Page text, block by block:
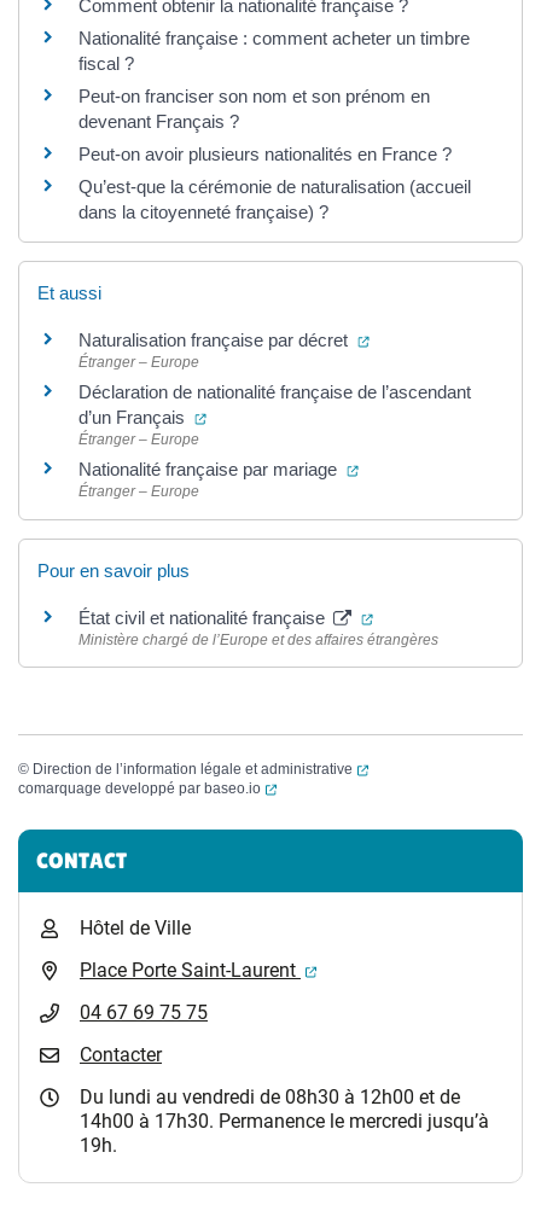
Comment obtenir la nationalité française ?
Nationalité française : comment acheter un timbre
fiscal ?
Peut-on franciser son nom et son prénom en
devenant Français ?
Peut-on avoir plusieurs nationalités en France ?
Qu’est-que la cérémonie de naturalisation (accueil
dans la citoyenneté française) ?
Et aussi
Naturalisation française par décret (ouverture dans un
Étranger – Europe
Déclaration de nationalité française de l’ascendant
d’un Français
(ouverture dans un nouvel onglet)
Étranger – Europe
Nationalité française par mariage (ouverture dans un
Étranger – Europe
Pour en savoir plus
État civil et nationalité française (ouverture dans un
Ministère chargé de l’Europe et des affaires étrangères
© Direction de l’information légale et administrative
(ouverture dans un
comarquage developpé par baseo.io (ouverture dans un nouvel onglet)
Informations complémentaires
CONTACT
Hôtel de Ville
Place Porte Saint-Laurent
(ouverture dans un
04 67 69 75 75
Contacter
Du lundi au vendredi de 08h30 à 12h00 et de
14h00 à 17h30. Permanence le mercredi jusqu’à
19h.